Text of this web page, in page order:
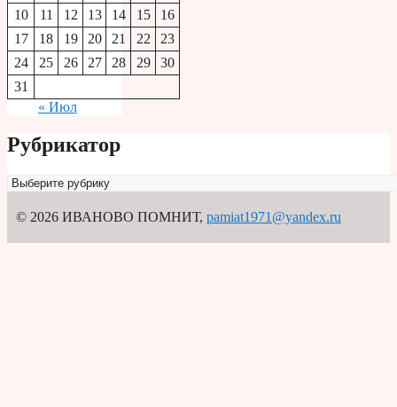
10
11 12 13 14 15
16
17
18 19 20 21 22
23
24
25 26 27 28 29
30
31
« Июл
Рубрикатор
Рубрикатор
© 2026 ИВАНОВО ПОМНИТ, pamiat1971@yandex.ru